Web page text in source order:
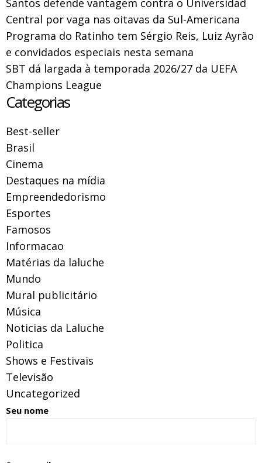
Central por vaga nas oitavas da Sul-Americana
Programa do Ratinho tem Sérgio Reis, Luiz Ayrão
e convidados especiais nesta semana
SBT dá largada à temporada 2026/27 da UEFA
Champions League
Categorias
Best-seller
Brasil
Cinema
Destaques na mídia
Empreendedorismo
Esportes
Famosos
Informacao
Matérias da laluche
Mundo
Mural publicitário
Música
Noticias da Laluche
Politica
Shows e Festivais
Televisão
Uncategorized
Seu nome